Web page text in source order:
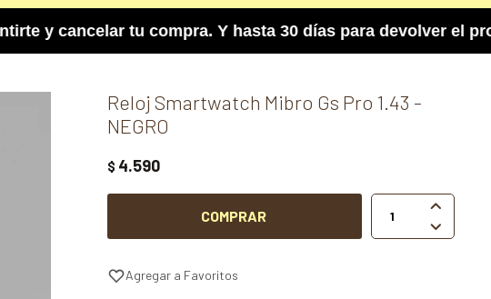
tu compra. Y hasta 30 días para devolver el
Reloj Smartwatch Mibro Gs Pro 1.43 -
NEGRO
$ 4.590
COMPRAR

